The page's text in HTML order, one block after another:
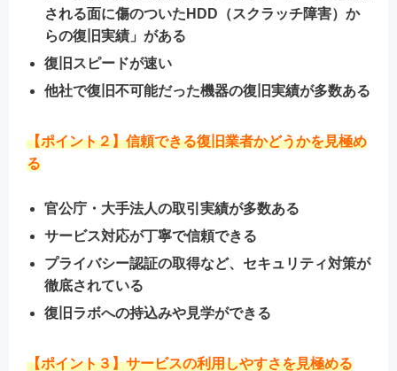
される面に傷のついたHDD（スクラッチ障害）か
らの復旧実績」がある
復旧スピードが速い
他社で復旧不可能だった機器の復旧実績が多数ある
【ポイント２】信頼できる復旧業者かどうかを見極め
る
官公庁・大手法人の取引実績が多数ある
サービス対応が丁寧で信頼できる
プライバシー認証の取得など、セキュリティ対策が
徹底されている
復旧ラボへの持込みや見学ができる
【ポイント３】サービスの利用しやすさを見極める